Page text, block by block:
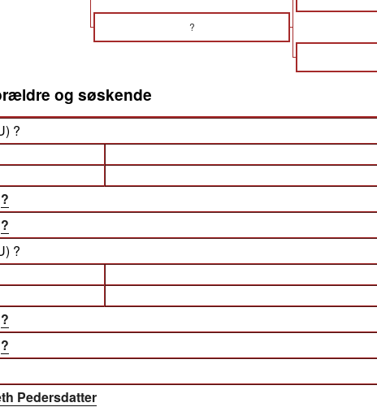
?
og søskende
) ?
?
?
) ?
?
?
Pedersdatter